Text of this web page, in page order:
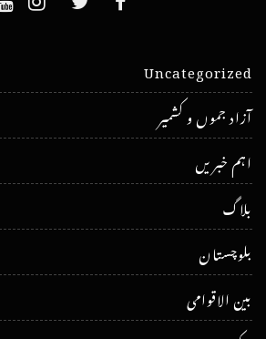
Uncategorized
آزاد جموں و کشمیر
اہم خبریں
بلاگ
بلوچستان
بین الاقوامی